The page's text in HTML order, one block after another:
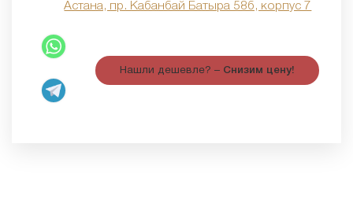
Астана, пр. Кабанбай Батыра 58б, корпус 7
Нашли дешевле? – Снизим цену!